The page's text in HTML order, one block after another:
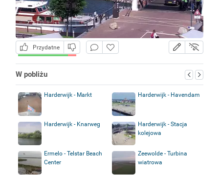
Przydatne
W pobliżu
Harderwijk - Markt Harderwijk - Havendam
Harderwijk - Knarweg
Harderwijk - Stacja
kolejowa
Ermelo - Telstar Beach
Center
Zeewolde - Turbina
wiatrowa